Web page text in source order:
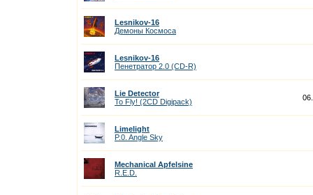
Lesnikov-16
Демоны Космоса
Lesnikov-16
Пенетратор 2.0 (CD-R)
Lie Detector
To Fly! (2CD Digipack)
Limelight
P.0. Angle Sky
Mechanical Apfelsine
R.E.D.